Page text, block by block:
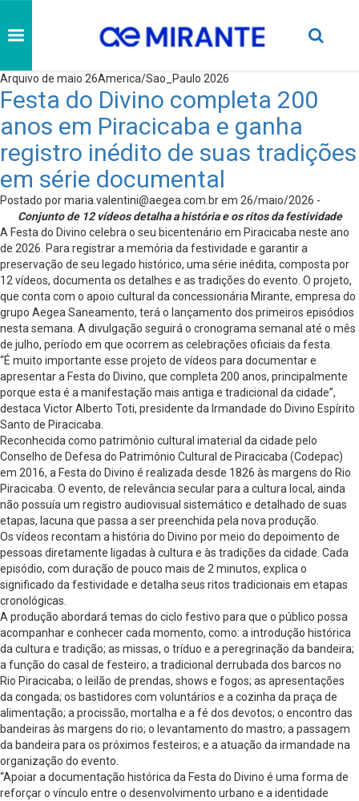
Arquivo de maio 26America/Sao_Paulo 2026
Festa do Divino completa 200
anos em Piracicaba e ganha
registro inédito de suas tradições
em série documental
Postado pormaria.valentini@aegea.com.brem 26/maio/2026 -
Conjunto de 12 vídeos detalha a história e os ritos da festividade
A Festa do Divino celebra o seu bicentenário em Piracicaba neste ano
de 2026. Para registrar a memória da festividade e garantir a
preservação de seu legado histórico, uma série inédita, composta por
12 vídeos, documenta os detalhes e as tradições do evento. O projeto,
que conta com o apoio cultural da concessionária Mirante, empresa do
grupo Aegea Saneamento, terá o lançamento dos primeiros episódios
nesta semana. A divulgação seguirá o cronograma semanal até o mês
de julho, período em que ocorrem as celebrações oficiais da festa.
“É muito importante esse projeto de vídeos para documentar e
apresentar a Festa do Divino, que completa 200 anos, principalmente
porque esta é a manifestação mais antiga e tradicional da cidade”,
destaca Victor Alberto Toti, presidente da Irmandade do Divino Espírito
Santo de Piracicaba.
Reconhecida como patrimônio cultural imaterial da cidade pelo
Conselho de Defesa do Patrimônio Cultural de Piracicaba (Codepac)
em 2016, a Festa do Divino é realizada desde 1826 às margens do Rio
Piracicaba. O evento, de relevância secular para a cultura local, ainda
não possuía um registro audiovisual sistemático e detalhado de suas
etapas, lacuna que passa a ser preenchida pela nova produção.
Os vídeos recontam a história do Divino por meio do depoimento de
pessoas diretamente ligadas à cultura e às tradições da cidade. Cada
episódio, com duração de pouco mais de 2 minutos, explica o
significado da festividade e detalha seus ritos tradicionais em etapas
cronológicas.
A produção abordará temas do ciclo festivo para que o público possa
acompanhar e conhecer cada momento, como: a introdução histórica
da cultura e tradição; as missas, o tríduo e a peregrinação da bandeira;
a função do casal de festeiro; a tradicional derrubada dos barcos no
Rio Piracicaba; o leilão de prendas, shows e fogos; as apresentações
da congada; os bastidores com voluntários e a cozinha da praça de
alimentação; a procissão, mortalha e a fé dos devotos; o encontro das
bandeiras às margens do rio; o levantamento do mastro; a passagem
da bandeira para os próximos festeiros; e a atuação da irmandade na
organização do evento.
“Apoiar a documentação histórica da Festa do Divino é uma forma de
reforçar o vínculo entre o desenvolvimento urbano e a identidade